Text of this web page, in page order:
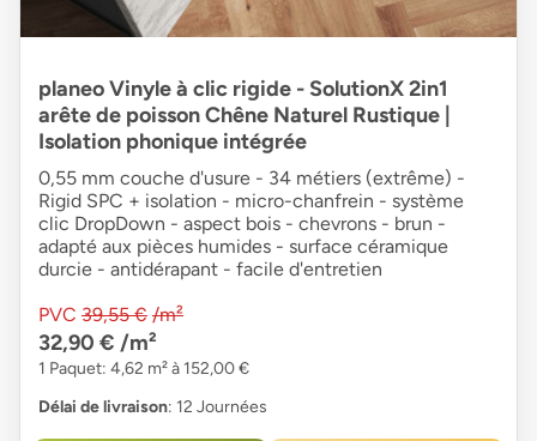
planeo Vinyle à clic rigide - SolutionX 2in1
arête de poisson Chêne Naturel Rustique |
Isolation phonique intégrée
0,55 mm couche d'usure - 34 métiers (extrême) -
Rigid SPC + isolation - micro-chanfrein - système
clic DropDown - aspect bois - chevrons - brun -
adapté aux pièces humides - surface céramique
durcie - antidérapant - facile d'entretien
PVC 39,55 € /m²
32,90 € /m²
1 Paquet: 4,62 m² à 152,00 €
Délai de livraison: 12 Journées